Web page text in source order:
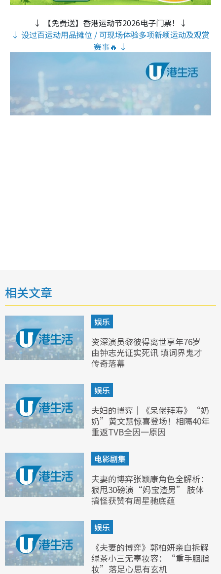
↓ 【免费送】香港运动节2026电子门票！↓
↓ 设过百运动用品摊位 / 可现场体验多项新颖运动及观赏
赛事🔥 ↓
相关文章
娱乐
资深演员黎彼得离世享年76岁
由钟志光证实死讯 填词界鬼才
传奇落幕
娱乐
夫妇的博弈｜《呆佬拜寿》“奶
奶”黄文慧惊喜登场！相隔40年
重返TVB全因一原因
电影剧集
夫妻的博弈张颖康角色全解析：
狠甩30磅演“妈宝渣男” 肢体
搞怪获赞有周星驰底蕴
娱乐
《夫妻的博弈》郭柏妍亲自拆解
绿茶小三无辜妆容：“重手胭脂
妆”落足心思有玄机